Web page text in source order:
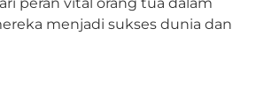
menjadi sukses dunia dan